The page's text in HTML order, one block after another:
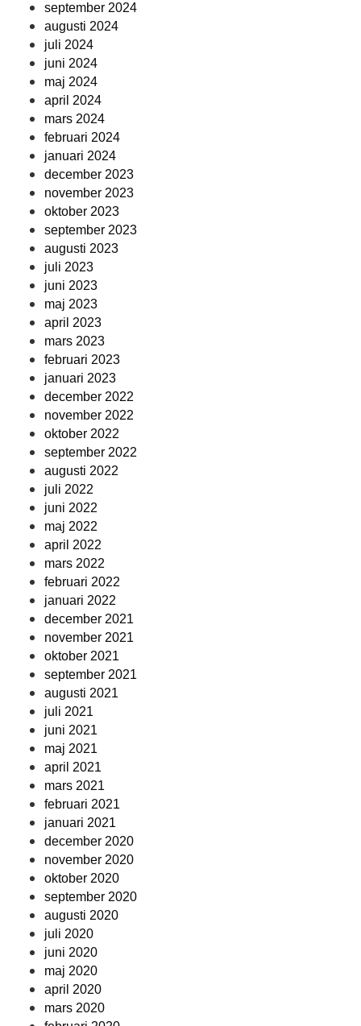
september 2024
augusti 2024
juli 2024
juni 2024
maj 2024
april 2024
mars 2024
februari 2024
januari 2024
december 2023
november 2023
oktober 2023
september 2023
augusti 2023
juli 2023
juni 2023
maj 2023
april 2023
mars 2023
februari 2023
januari 2023
december 2022
november 2022
oktober 2022
september 2022
augusti 2022
juli 2022
juni 2022
maj 2022
april 2022
mars 2022
februari 2022
januari 2022
december 2021
november 2021
oktober 2021
september 2021
augusti 2021
juli 2021
juni 2021
maj 2021
april 2021
mars 2021
februari 2021
januari 2021
december 2020
november 2020
oktober 2020
september 2020
augusti 2020
juli 2020
juni 2020
maj 2020
april 2020
mars 2020